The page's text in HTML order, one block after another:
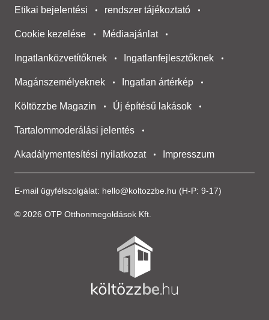
E-mail ügyfélszolgálat: hello@koltozzbe.hu (H-P: 9-17)
© 2026 OTP Otthonmegoldások Kft.
Etikai bejelentési rendszer tájékoztató
Cookie kezelése Médiaajánlat
Ingatlanközvetítőknek Ingatlanfejlesztőknek
Magánszemélyeknek Ingatlan ártérkép
Költözzbe Magazin Új építésű lakások
Tartalommoderálási jelentés
Akadálymentesítési nyilatkozat Impresszum